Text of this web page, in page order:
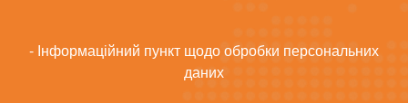
- Інформаційний пункт щодо обробки персональних
даних